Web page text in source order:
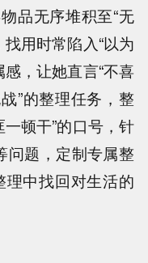
品无序堆积至“无
用时常陷入“以为
，让她直言“不喜
”的整理任务，整
顿干”的口号，针
问题，定制专属整
中找回对生活的